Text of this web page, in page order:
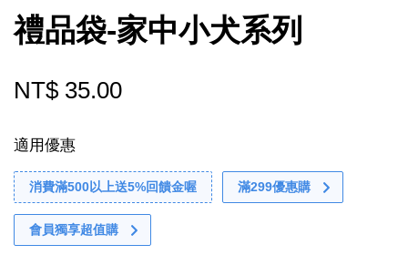
禮品袋-家中小犬系列
NT$ 35.00
適用優惠
消費滿500以上送5%回饋金喔 滿299優惠購
會員獨享超值購